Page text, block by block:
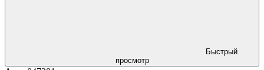
Быстрый
просмотр